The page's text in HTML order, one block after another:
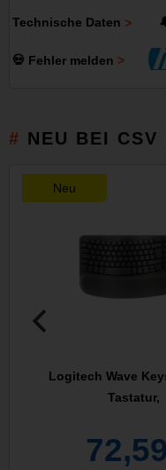
Technische Daten
💀 Fehler melden
NEU BEI CSV
Neu
Logitech Wave
Tastatur,
72,59